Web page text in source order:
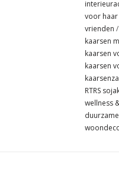
voor haar
vrienden /
kaarsen
kaarsen
kaarsen
RTRS
wellness